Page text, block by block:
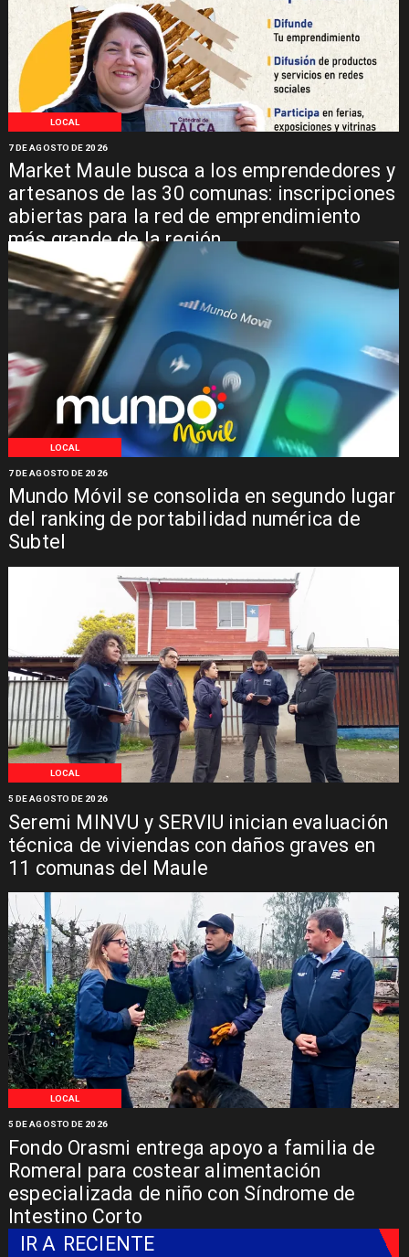
LOCAL
Market Maule busca a los emprendedores y
artesanos de las 30 comunas: inscripciones
abiertas para la red de emprendimiento
más grande de la región
7 DE AGOSTO DE 2026
LOCAL
Mundo Móvil se consolida en segundo lugar
del ranking de portabilidad numérica de
Subtel
7 DE AGOSTO DE 2026
LOCAL
Seremi MINVU y SERVIU inician evaluación
técnica de viviendas con daños graves en
11 comunas del Maule
5 DE AGOSTO DE 2026
LOCAL
Fondo Orasmi entrega apoyo a familia de
Romeral para costear alimentación
especializada de niño con Síndrome de
Intestino Corto
5 DE AGOSTO DE 2026
IR A RECIENTE